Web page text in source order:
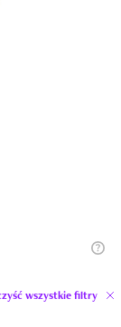
wszystkie filtry